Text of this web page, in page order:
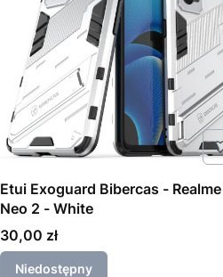
Etui Exoguard Bibercas -
Neo 2 - White
Cena
30,00 zł
Niedostępny